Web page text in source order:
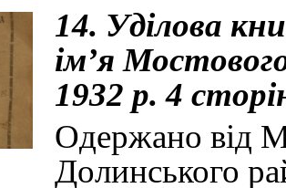
14. Уділова
ім’я
1932 р. 4
Одержано від
Долинського